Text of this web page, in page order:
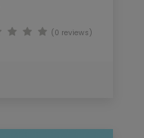
(0 reviews)